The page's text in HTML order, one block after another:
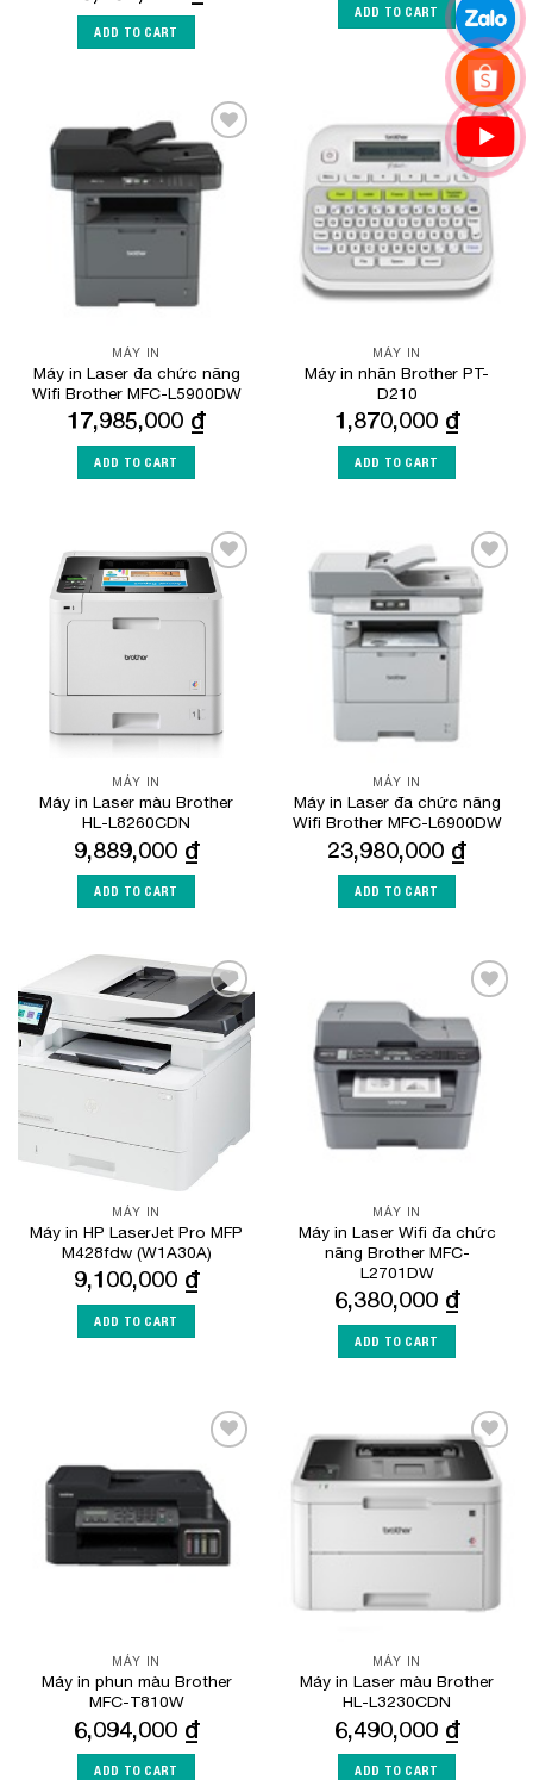
ADD TO CART
ADD TO CART
Add to
Wishlist
MÁY IN
Máy in Laser đa chức năng
Wifi Brother MFC-L5900DW
17,985,000 ₫
ADD TO CART
Add to
Wishlist
MÁY IN
Máy in nhãn Brother PT-
D210
1,870,000 ₫
ADD TO CART
Add to
Wishlist
MÁY IN
Máy in Laser màu Brother
HL-L8260CDN
9,889,000 ₫
ADD TO CART
Add to
Wishlist
MÁY IN
Máy in Laser đa chức năng
Wifi Brother MFC-L6900DW
23,980,000 ₫
ADD TO CART
Add to
Wishlist
MÁY IN
Máy in HP LaserJet Pro MFP
M428fdw (W1A30A)
9,100,000 ₫
ADD TO CART
Wishlist
MÁY IN
Máy in Laser Wifi đa chức
năng Brother MFC-
L2701DW
6,380,000 ₫
ADD TO CART
Wishlist
MÁY IN
Máy in phun màu Brother
MFC-T810W
6,094,000 ₫
ADD TO CART
Add to
Wishlist
MÁY IN
Máy in Laser màu Brother
HL-L3230CDN
6,490,000 ₫
ADD TO CART